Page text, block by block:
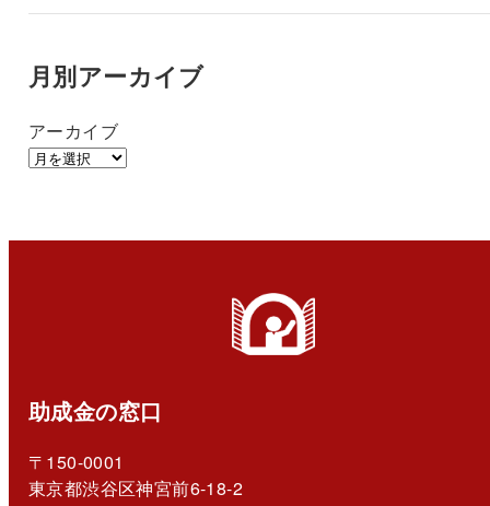
月別アーカイブ
アーカイブ
助成金の窓口
〒150-0001
東京都渋谷区神宮前6-18-2